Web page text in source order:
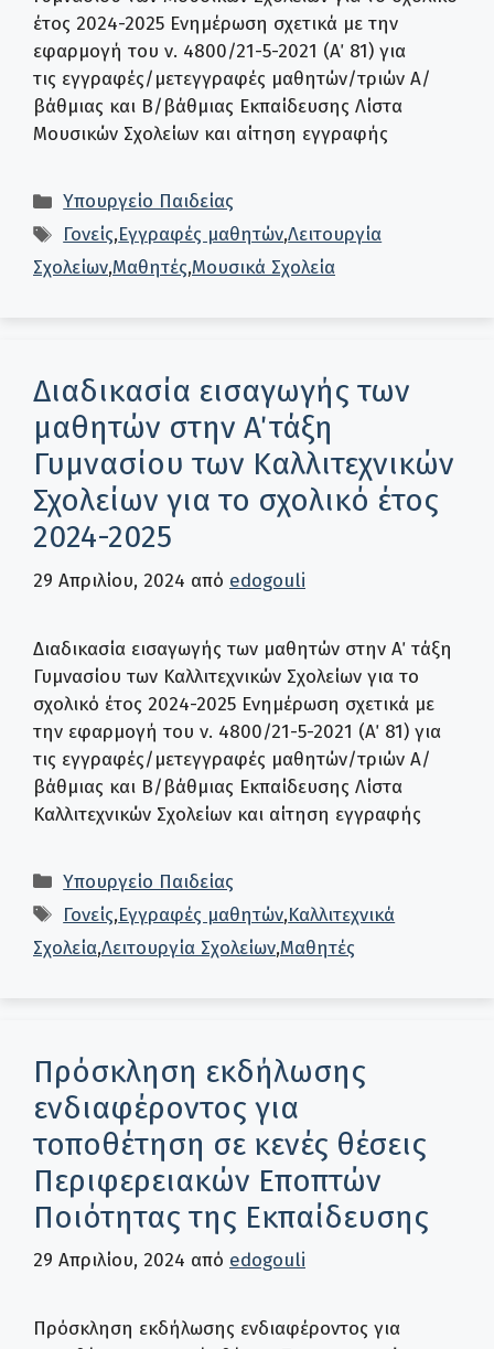
έτος 2024-2025 Ενημέρωση σχετικά με την
εφαρμογή του ν. 4800/21-5-2021 (Α΄ 81) για
τις εγγραφές/μετεγγραφές μαθητών/τριών Α/
βάθμιας και Β/βάθμιας Εκπαίδευσης Λίστα
Μουσικών Σχολείων και αίτηση εγγραφής
Κατηγορίες
Υπουργείο Παιδείας
Ετικέτες
Γονείς,Εγγραφές μαθητών,Λειτουργία
Σχολείων,Μαθητές,Μουσικά Σχολεία
Διαδικασία εισαγωγής των
μαθητών στην Α΄ τάξη
Γυμνασίου των Καλλιτεχνικών
Σχολείων για το σχολικό έτος
2024-2025
29 Απριλίου, 2024 από edogouli
Διαδικασία εισαγωγής των μαθητών στην Α΄ τάξη
Γυμνασίου των Καλλιτεχνικών Σχολείων για το
σχολικό έτος 2024-2025 Ενημέρωση σχετικά με
την εφαρμογή του ν. 4800/21-5-2021 (Α΄ 81) για
τις εγγραφές/μετεγγραφές μαθητών/τριών Α/
βάθμιας και Β/βάθμιας Εκπαίδευσης Λίστα
Καλλιτεχνικών Σχολείων και αίτηση εγγραφής
Κατηγορίες
Υπουργείο Παιδείας
Ετικέτες
Γονείς,Εγγραφές μαθητών,Καλλιτεχνικά
Σχολεία,Λειτουργία Σχολείων,Μαθητές
Πρόσκληση εκδήλωσης
ενδιαφέροντος για
τοποθέτηση σε κενές θέσεις
Περιφερειακών Εποπτών
Ποιότητας της Εκπαίδευσης
29 Απριλίου, 2024 από edogouli
Πρόσκληση εκδήλωσης ενδιαφέροντος για